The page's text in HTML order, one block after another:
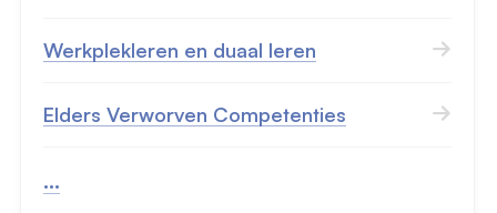
Werkplekleren en duaal leren
Elders Verworven Competenties
...